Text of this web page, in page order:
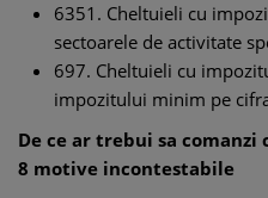
6351. Cheltuieli cu
sectoarele de activitate
697. Cheltuieli cu
impozitului minim pe
De ce ar trebui sa
8 motive incontestabile